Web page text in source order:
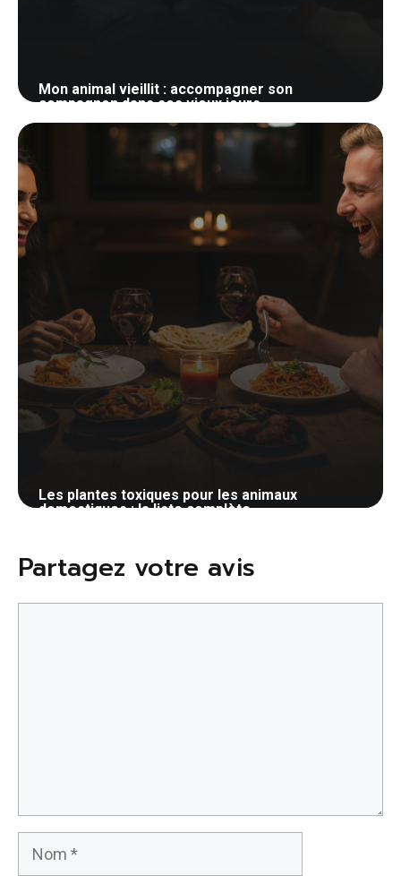
Mon animal vieillit : accompagner son
compagnon dans ses vieux jours
Les plantes toxiques pour les animaux
domestiques : la liste complète
Partagez votre avis